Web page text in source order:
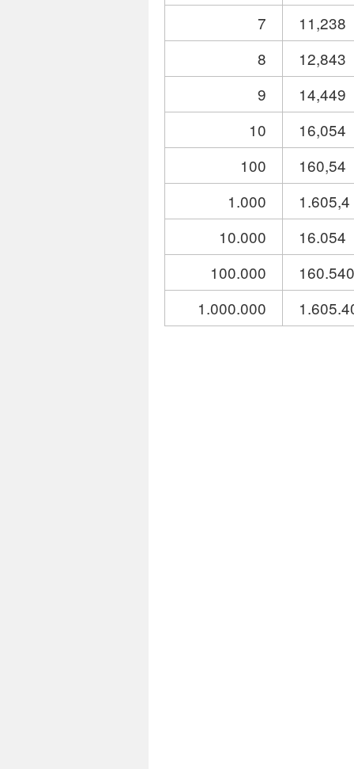
7
11,238
8
12,843
9
14,449
10
16,054
100
160,54
1.000
1.605,4
10.000
16.054
100.000
160.540
1.000.000